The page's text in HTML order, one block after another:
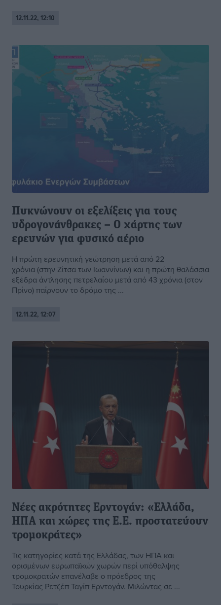
12.11.22, 12:10
Πυκνώνουν οι εξελίξεις για τους
υδρογονάνθρακες – Ο χάρτης των
ερευνών για φυσικό αέριο
Η πρώτη ερευνητική γεώτρηση μετά από 22
χρόνια (στην Ζίτσα των Ιωαννίνων) και η πρώτη θαλάσσια
εξέδρα άντλησης πετρελαίου μετά από 43 χρόνια (στον
Πρίνο) παίρνουν το δρόμο της ...
12.11.22, 12:07
Νέες ακρότητες Ερντογάν: «Ελλάδα,
ΗΠΑ και χώρες της Ε.Ε. προστατεύουν
τρομοκράτες»
Τις κατηγορίες κατά της Ελλάδας, των ΗΠΑ και
ορισμένων ευρωπαϊκών χωρών περί υπόθαλψης
τρομοκρατών επανέλαβε ο πρόεδρος της
Τουρκίας Ρετζέπ Ταγίπ Ερντογάν. Μιλώντας σε ...